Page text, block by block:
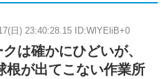
日) 23:40:28.15 ID:WlYEliB+0
は確かにひどいが、
根が出てこない作業所